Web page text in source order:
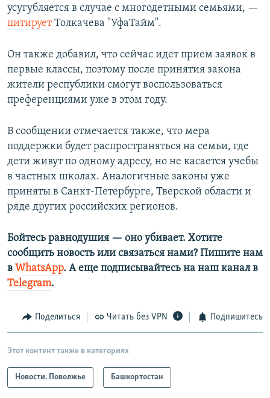
усугубляется в случае с многодетными семьями, —
цитируетТолкачева "УфаТайм".
Он также добавил, что сейчас идет прием заявок в
первые классы, поэтому после принятия закона
жители республики смогут воспользоваться
преференциями уже в этом году.
В сообщении отмечается также, что мера
поддержки будет распространяться на семьи, где
дети живут по одному адресу, но не касается учебы
в частных школах. Аналогичные законы уже
приняты в Санкт-Петербурге, Тверской области и
ряде других российских регионов.
Бойтесь равнодушия — оно убивает. Хотите
сообщить новость или связаться нами? Пишите нам
в WhatsApp. А еще подписывайтесь на наш канал в
Telegram.
Поделиться Читать без VPN Подпишитесь
Этот контент также в категориях
Новости. Поволжье Башкортостан